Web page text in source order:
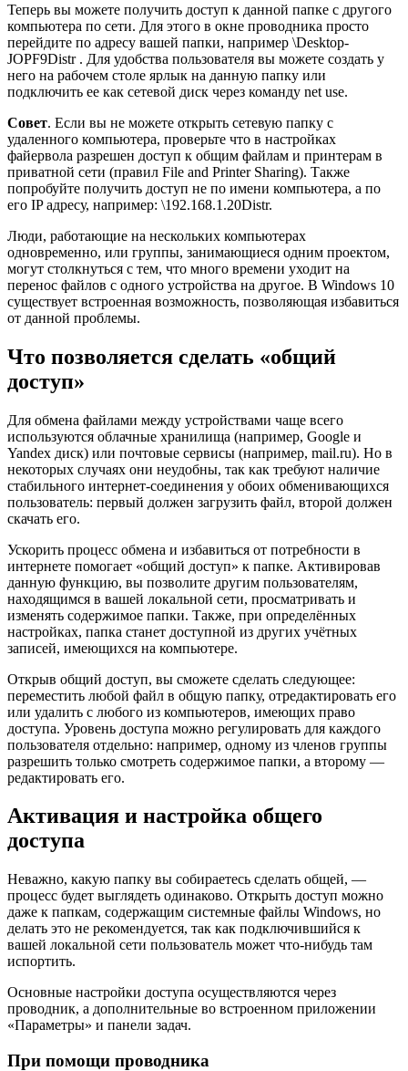
Теперь вы можете получить доступ к данной папке с другого
компьютера по сети. Для этого в окне проводника просто
перейдите по адресу вашей папки, например \Desktop-
JOPF9Distr . Для удобства пользователя вы можете создать у
него на рабочем столе ярлык на данную папку или
подключить ее как сетевой диск через команду net use.
Совет. Если вы не можете открыть сетевую папку с
удаленного компьютера, проверьте что в настройках
файервола разрешен доступ к общим файлам и принтерам в
приватной сети (правил File and Printer Sharing). Также
попробуйте получить доступ не по имени компьютера, а по
его IP адресу, например: \192.168.1.20Distr.
Люди, работающие на нескольких компьютерах
одновременно, или группы, занимающиеся одним проектом,
могут столкнуться с тем, что много времени уходит на
перенос файлов с одного устройства на другое. В Windows 10
существует встроенная возможность, позволяющая избавиться
от данной проблемы.
Что позволяется сделать «общий
доступ»
Для обмена файлами между устройствами чаще всего
используются облачные хранилища (например, Google и
Yandex диск) или почтовые сервисы (например, mail.ru). Но в
некоторых случаях они неудобны, так как требуют наличие
стабильного интернет-соединения у обоих обменивающихся
пользователь: первый должен загрузить файл, второй должен
скачать его.
Ускорить процесс обмена и избавиться от потребности в
интернете помогает «общий доступ» к папке. Активировав
данную функцию, вы позволите другим пользователям,
находящимся в вашей локальной сети, просматривать и
изменять содержимое папки. Также, при определённых
настройках, папка станет доступной из других учётных
записей, имеющихся на компьютере.
Открыв общий доступ, вы сможете сделать следующее:
переместить любой файл в общую папку, отредактировать его
или удалить с любого из компьютеров, имеющих право
доступа. Уровень доступа можно регулировать для каждого
пользователя отдельно: например, одному из членов группы
разрешить только смотреть содержимое папки, а второму —
редактировать его.
Активация и настройка общего
доступа
Неважно, какую папку вы собираетесь сделать общей, —
процесс будет выглядеть одинаково. Открыть доступ можно
даже к папкам, содержащим системные файлы Windows, но
делать это не рекомендуется, так как подключившийся к
вашей локальной сети пользователь может что-нибудь там
испортить.
Основные настройки доступа осуществляются через
проводник, а дополнительные во встроенном приложении
«Параметры» и панели задач.
При помощи проводника